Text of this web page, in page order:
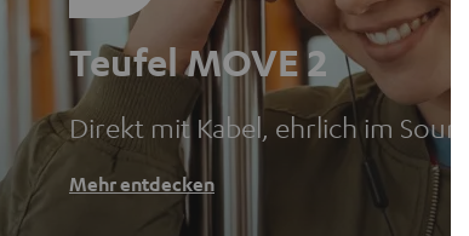
Teufel MOVE 2
Direkt mit Kabel, ehrlich im
Mehr entdecken